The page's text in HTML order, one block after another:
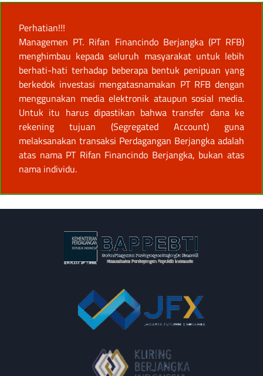
Perhatian!!!
Managemen PT. Rifan Financindo Berjangka (PT RFB)
menghimbau kepada seluruh masyarakat untuk lebih
berhati-hati terhadap beberapa bentuk penipuan yang
berkedok investasi mengatasnamakan PT RFB dengan
menggunakan media elektronik ataupun sosial media.
Untuk itu harus dipastikan bahwa transfer dana ke
rekening tujuan (Segregated Account) guna
melaksanakan transaksi Perdagangan Berjangka adalah
atas nama PT Rifan Financindo Berjangka, bukan atas
nama individu.